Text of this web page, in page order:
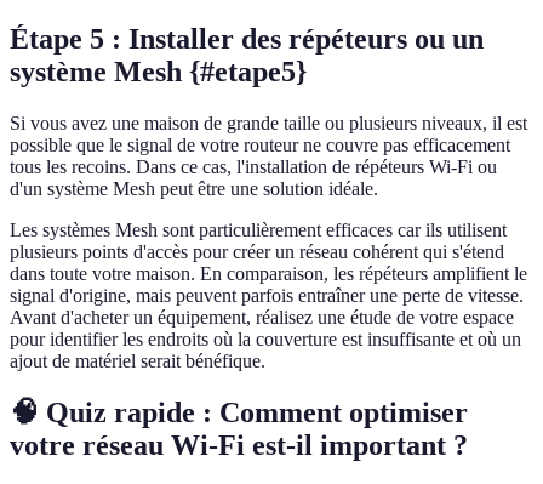
Étape 5 : Installer des répéteurs ou un
système Mesh {#etape5}
Si vous avez une maison de grande taille ou plusieurs niveaux, il est
possible que le signal de votre routeur ne couvre pas efficacement
tous les recoins. Dans ce cas, l'installation de répéteurs Wi-Fi ou
d'un système Mesh peut être une solution idéale.
Les systèmes Mesh sont particulièrement efficaces car ils utilisent
plusieurs points d'accès pour créer un réseau cohérent qui s'étend
dans toute votre maison. En comparaison, les répéteurs amplifient le
signal d'origine, mais peuvent parfois entraîner une perte de vitesse.
Avant d'acheter un équipement, réalisez une étude de votre espace
pour identifier les endroits où la couverture est insuffisante et où un
ajout de matériel serait bénéfique.
🧠 Quiz rapide : Comment optimiser
votre réseau Wi-Fi est-il important ?